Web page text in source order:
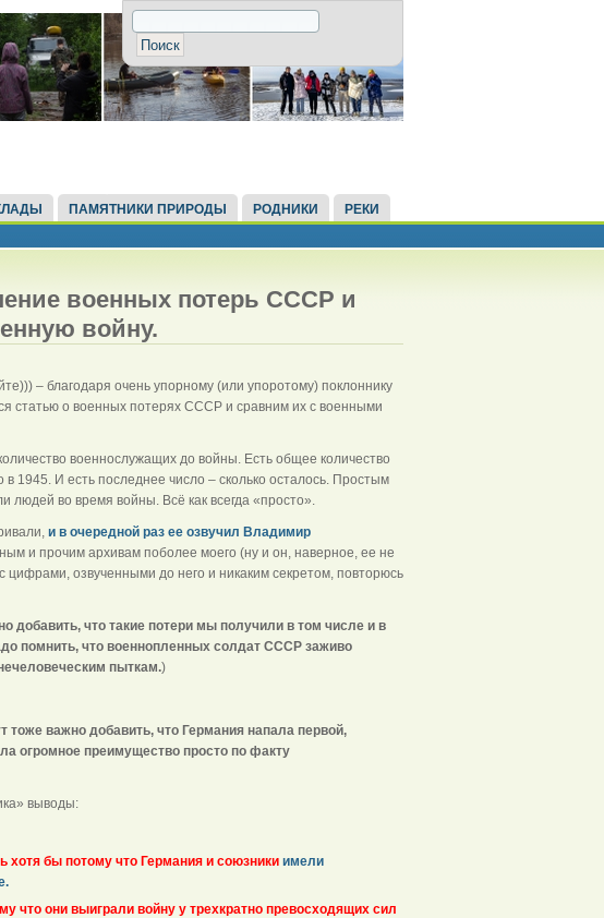
ПАМЯТНИКИ ПРИРОДЫ РОДНИКИ РЕКИ
военных потерь СССР и
войну.
– благодаря очень упорному (или упоротому) поклоннику
статью о военных потерях СССР и сравним их с военными
военнослужащих до войны. Есть общее количество
1945. И есть последнее число – сколько осталось. Простым
людей во время войны. Всё как всегда «просто».
и в очередной раз ее озвучил Владимир
и прочим архивам поболее моего (ну и он, наверное, ее не
озвученными до него и никаким секретом, повторюсь
добавить, что такие потери мы получили в том числе и в
помнить, что военнопленных солдат СССР заживо
пыткам.)
тоже важно добавить, что Германия напала первой,
огромное преимущество просто по факту
выводы:
хотя бы потому что Германия и союзники имели
что они выиграли войну у трехкратно превосходящих сил